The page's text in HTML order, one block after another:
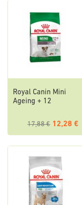
Royal Canin Mini
Ageing + 12
17,88 € 12,28 €